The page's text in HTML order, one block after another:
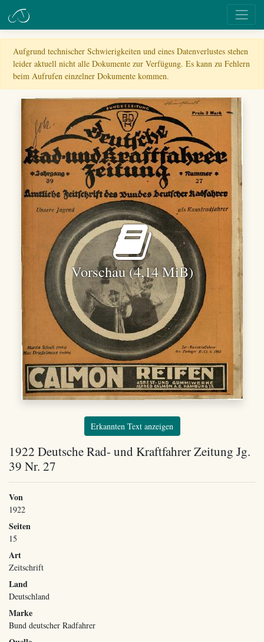
Aufgrund technischer Schwierigkeiten und eines Datenverlustes stehen
leider aktuell nicht alle Dokumente zur Verfügung. Es kann zu Fehlern
beim Aufrufen einzelner Dokumente kommen.
Vorschau (4,14 MiB)
Erkannten Text anzeigen
1922 Deutsche Rad- und Kraftfahrer Zeitung Jg.
39 Nr. 27
Von
1922
Seiten
15
Art
Zeitschrift
Land
Deutschland
Marke
Bund deutscher Radfahrer